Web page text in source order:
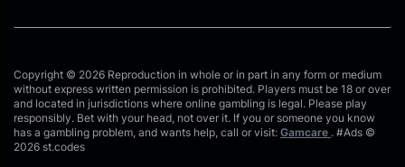
Copyright © 2026 Reproduction in whole or in part in any form or medium
without express written permission is prohibited. Players must be 18 or over
and located in jurisdictions where online gambling is legal. Please play
responsibly. Bet with your head, not over it. If you or someone you know
has a gambling problem, and wants help, call or visit: Gamcare . #Ads ©
2026 st.codes